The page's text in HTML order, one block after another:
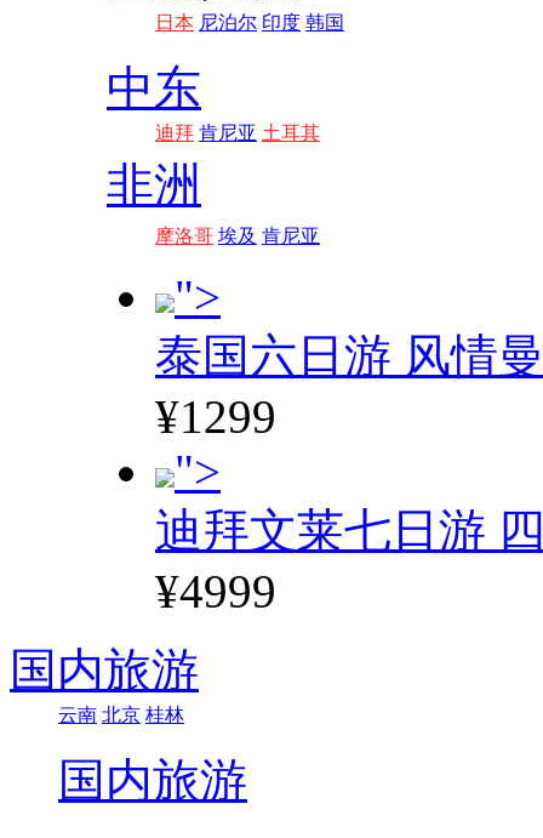
日本 尼泊尔 印度 韩国
中东
迪拜 肯尼亚 土耳其
非洲
摩洛哥 埃及 肯尼亚
">
泰国六日游 风情
¥1299
">
迪拜文莱七日游
¥4999
国内旅游
云南 北京 桂林
国内旅游